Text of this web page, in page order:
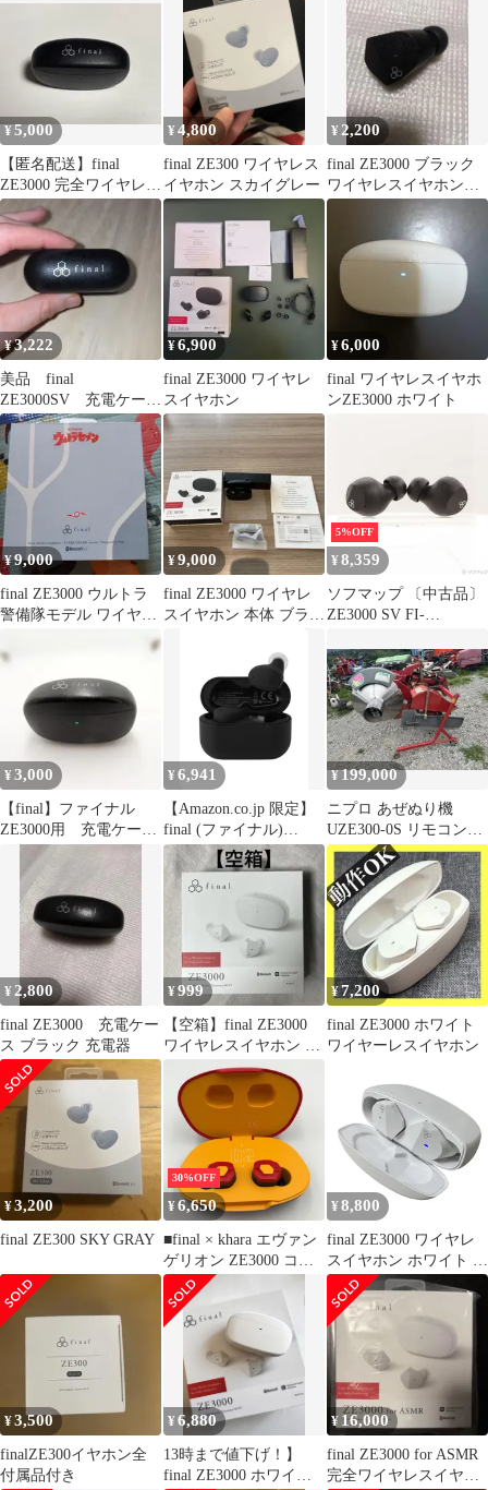
¥5,000
【匿名配送】final
ZE3000 完全ワイヤレス
イヤホン※イヤーピー
ス無し
¥4,800
final ZE300 ワイヤレス
イヤホン スカイグレー
¥ 2,200
final ZE3000 ブラック
ワイヤレスイヤホンの
み R側
¥3,222
美品 final
ZE3000SV 充電ケース
のみ
¥6,900
final ZE3000 ワイヤレ
スイヤホン
¥6,000
final ワイヤレスイヤホ
ンZE3000 ホワイト
¥9,000
final ZE3000 ウルトラ
警備隊モデル ワイヤレ
¥9,000
final ZE3000 ワイヤレ
スイヤホン 本体 ブラッ
5%OFF
¥ 8,359
ソフマップ 〔中古品〕
ZE3000 SV FI-
¥3,000
【final】ファイナル
ZE3000用 充電ケース
¥6,941
【Amazon.co.jp 限定】
final (ファイナル)
ZE300 ワイヤレスイヤ
ホン スマートパッケー
ジ仕様 特典シール付き
ノイズキャンセル 片側
4gの極小サイズ 快適装
着 BLACK
¥199,000
ニプロ あぜぬり機
UZE300-0S リモコン
付 あぜぬり機 畦塗り
機
¥ 2,800
final ZE3000 充電ケー
ス ブラック 充電器
¥999
【空箱】final ZE3000
ワイヤレスイヤホン ホ
ワイト 取扱説明書付き
¥7,200
final ZE3000 ホワイト
ワイヤーレスイヤホン
¥3,200
final ZE300 SKY GRAY
30%OFF
¥6,650
■final × khara エヴァン
ゲリオン ZE3000 コラ
ボ 完全ワイヤホン
¥ 8,800
final ZE3000 ワイヤレ
スイヤホン ホワイト フ
ァイナル 音響機材 中古
H11518348
¥3,500
finalZE300イヤホン全
付属品付き
¥6,880
13時まで値下げ！】
final ZE3000 ホワイト
¥ 16,000
final ZE3000 for ASMR
完全ワイヤレスイヤフ